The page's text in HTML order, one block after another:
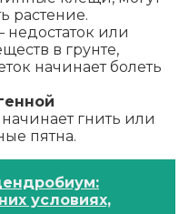
растение.
недостаток или
в грунте,
начинает болеть
гнить или
пятна.
условиях,